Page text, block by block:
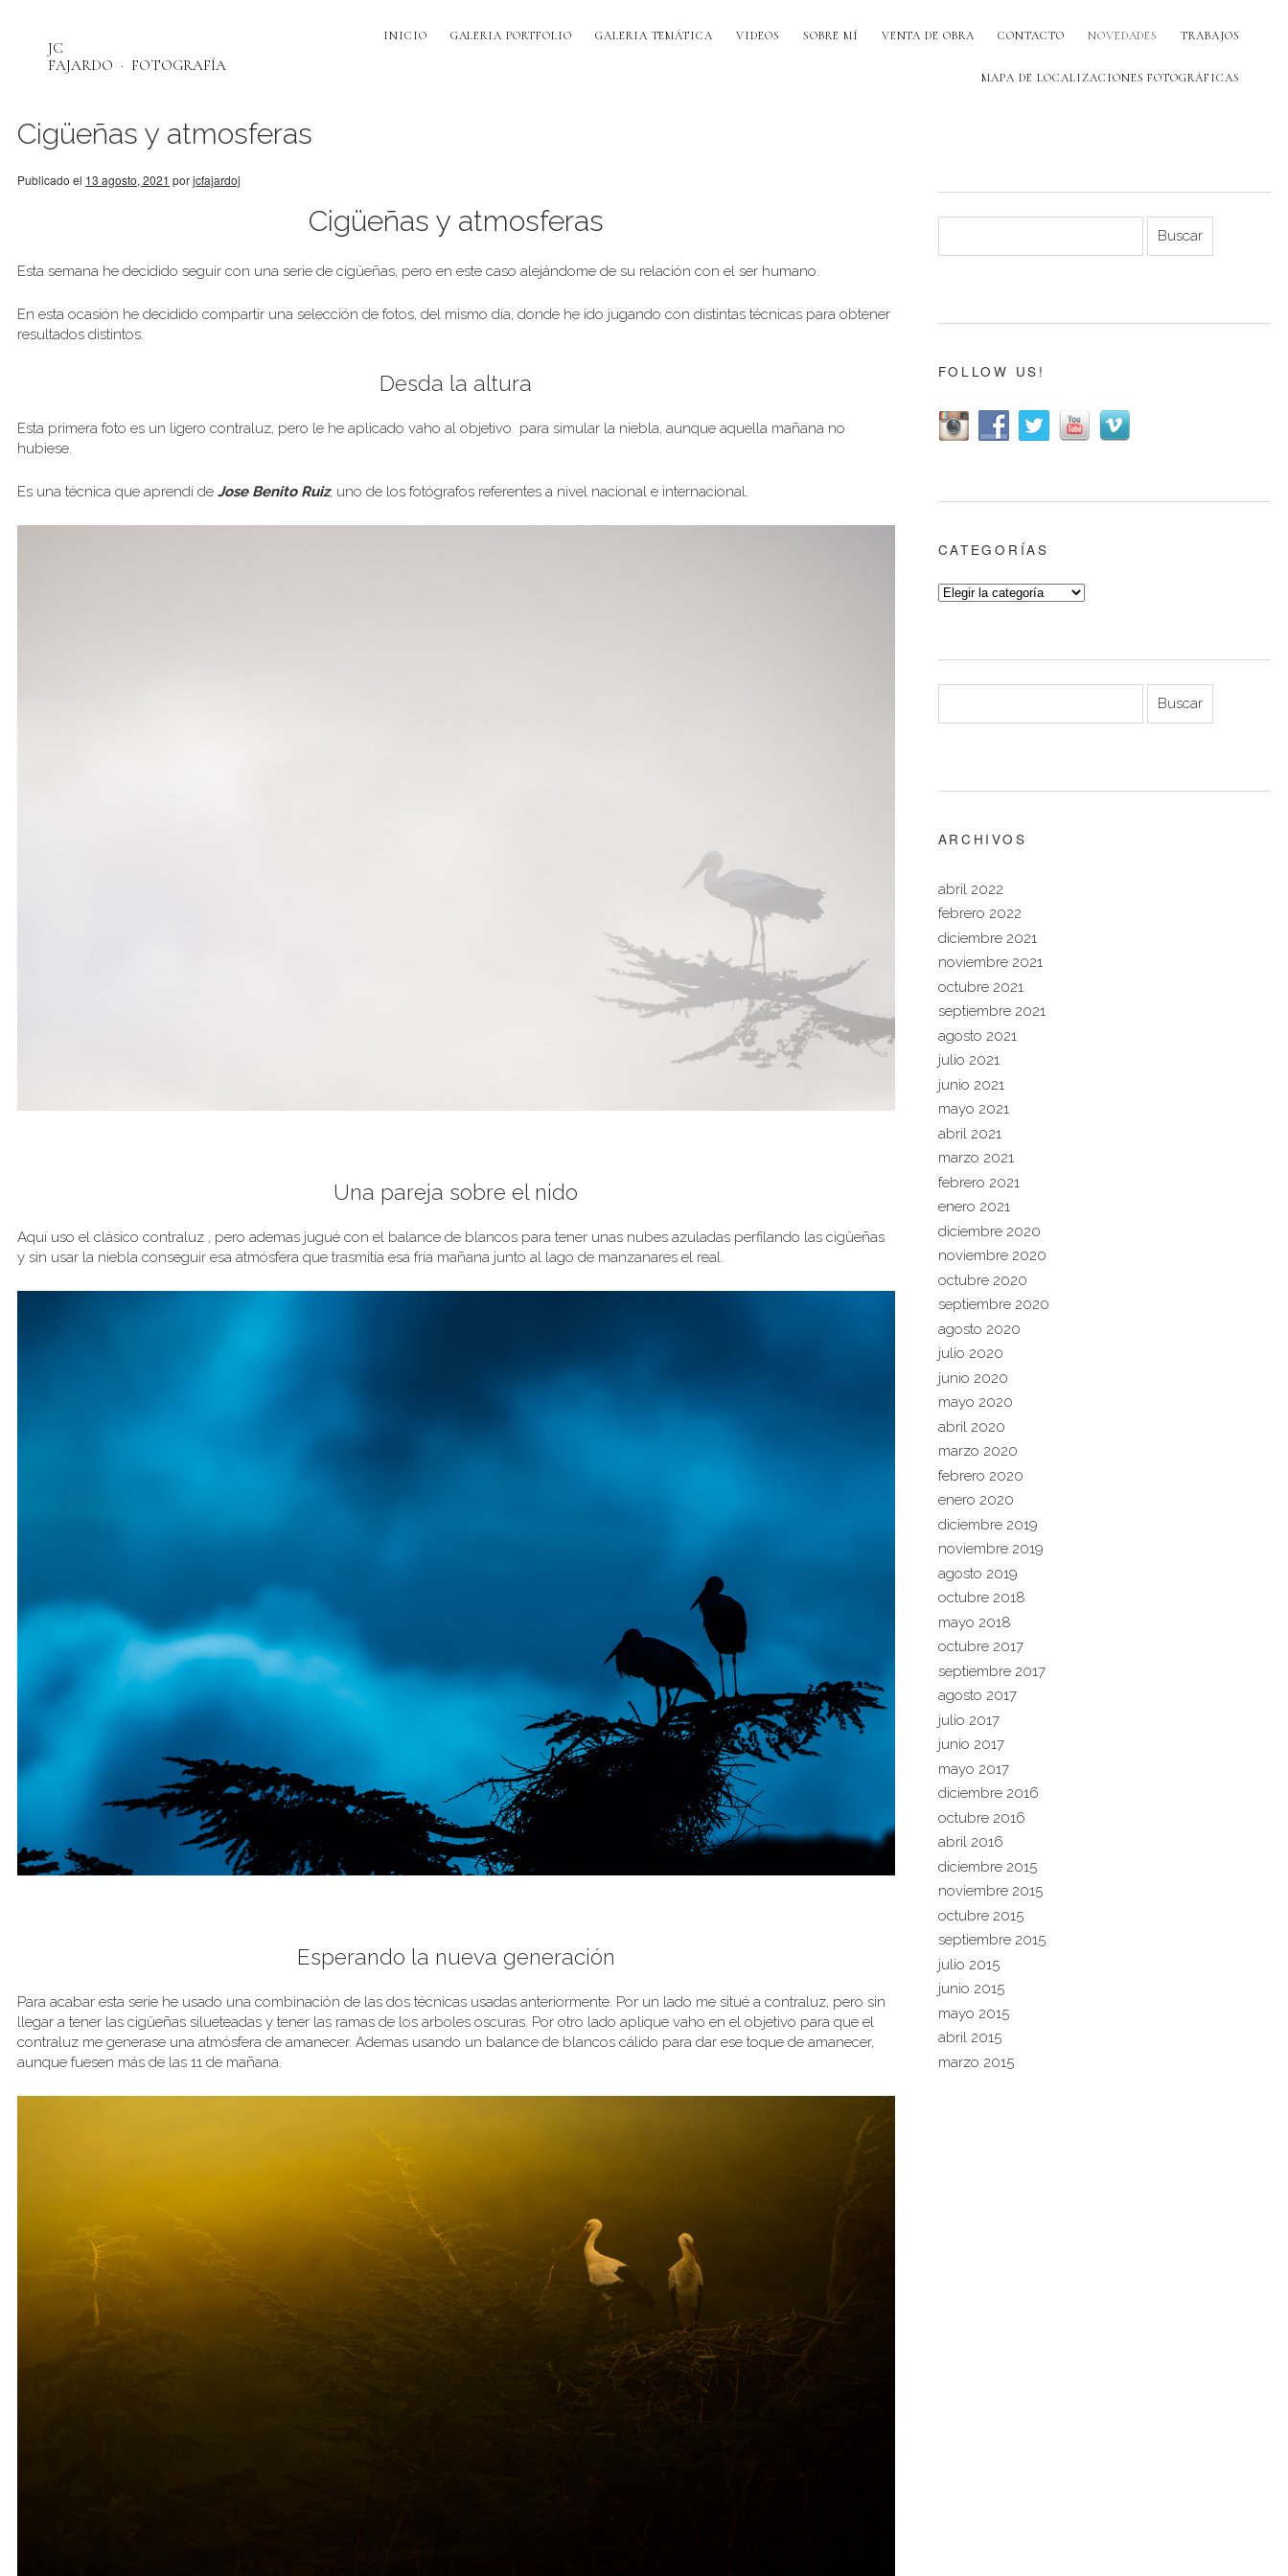
JC
FAJARDO
FOTOGRAFÍA
INICIO GALERIA PORTFOLIO GALERIA TEMÁTICA VIDEOS SOBRE MÍ VENTA DE OBRA CONTACTO NOVEDADES TRABAJOS
MAPA DE LOCALIZACIONES FOTOGRÁFICAS
Cigüeñas y atmosferas
Publicado el 13 agosto, 2021 porjcfajardoj
Cigüeñas y atmosferas
Esta semana he decidido seguir con una serie de cigüeñas, pero en este caso alejándome de su relación con el ser humano.
En esta ocasión he decidido compartir una selección de fotos, del mismo día, donde he ido jugando con distintas técnicas para obtener
resultados distintos.
Desda la altura
Esta primera foto es un ligero contraluz, pero le he aplicado vaho al objetivo para simular la niebla, aunque aquella mañana no
hubiese.
Es una técnica que aprendí de Jose Benito Ruiz, uno de los fotógrafos referentes a nivel nacional e internacional.
Una pareja sobre el nido
Aquí uso el clásico contraluz , pero ademas jugué con el balance de blancos para tener unas nubes azuladas perfilando las cigüeñas
y sin usar la niebla conseguir esa atmósfera que trasmitía esa fría mañana junto al lago de manzanares el real.
Esperando la nueva generación
Para acabar esta serie he usado una combinación de las dos técnicas usadas anteriormente. Por un lado me situé a contraluz, pero sin
llegar a tener las cigüeñas silueteadas y tener las ramas de los arboles oscuras. Por otro lado aplique vaho en el objetivo para que el
contraluz me generase una atmósfera de amanecer. Ademas usando un balance de blancos cálido para dar ese toque de amanecer,
aunque fuesen más de las 11 de mañana.
FOLLOW US!
CATEGORÍAS
ARCHIVOS
abril 2022
febrero 2022
diciembre 2021
noviembre 2021
octubre 2021
septiembre 2021
agosto 2021
julio 2021
junio 2021
mayo 2021
abril 2021
marzo 2021
febrero 2021
enero 2021
diciembre 2020
noviembre 2020
octubre 2020
septiembre 2020
agosto 2020
julio 2020
junio 2020
mayo 2020
abril 2020
marzo 2020
febrero 2020
enero 2020
diciembre 2019
noviembre 2019
agosto 2019
octubre 2018
mayo 2018
octubre 2017
septiembre 2017
agosto 2017
julio 2017
junio 2017
mayo 2017
diciembre 2016
octubre 2016
abril 2016
diciembre 2015
noviembre 2015
octubre 2015
septiembre 2015
julio 2015
junio 2015
mayo 2015
abril 2015
marzo 2015